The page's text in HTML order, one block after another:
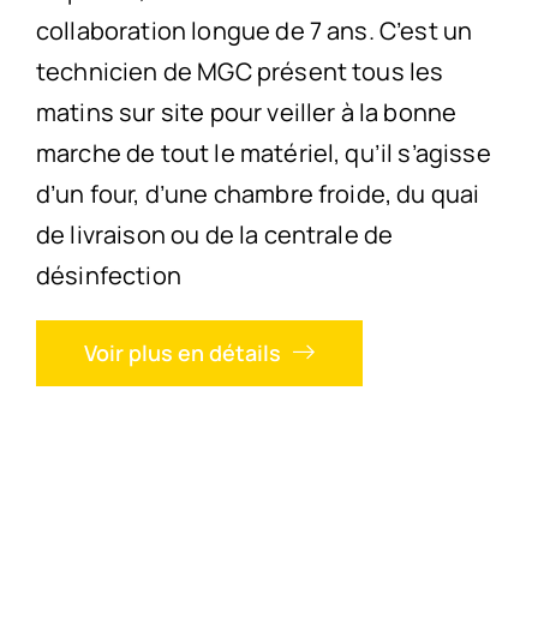
collaboration longue de 7 ans. C’est un
technicien de MGC présent tous les
matins sur site pour veiller à la bonne
marche de tout le matériel, qu’il s’agisse
d’un four, d’une chambre froide, du quai
de livraison ou de la centrale de
désinfection
Voir plus en détails